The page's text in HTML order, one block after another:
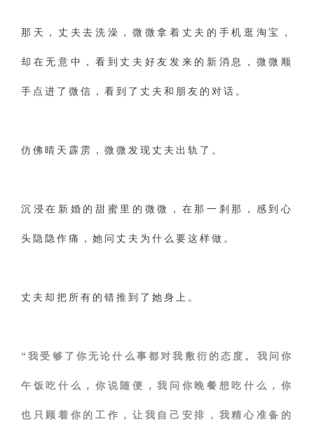
那天，丈夫去洗澡，微微拿着丈夫的手机逛淘宝，
却在无意中，看到丈夫好友发来的新消息，微微顺
手点进了微信，看到了丈夫和朋友的对话。
仿佛晴天霹雳，微微发现丈夫出轨了。
沉浸在新婚的甜蜜里的微微，在那一刹那，感到心
头隐隐作痛，她问丈夫为什么要这样做。
丈夫却把所有的错推到了她身上。
“我受够了你无论什么事都对我敷衍的态度。我问你
午饭吃什么，你说随便，我问你晚餐想吃什么，你
也只顾着你的工作，让我自己安排，我精心准备的